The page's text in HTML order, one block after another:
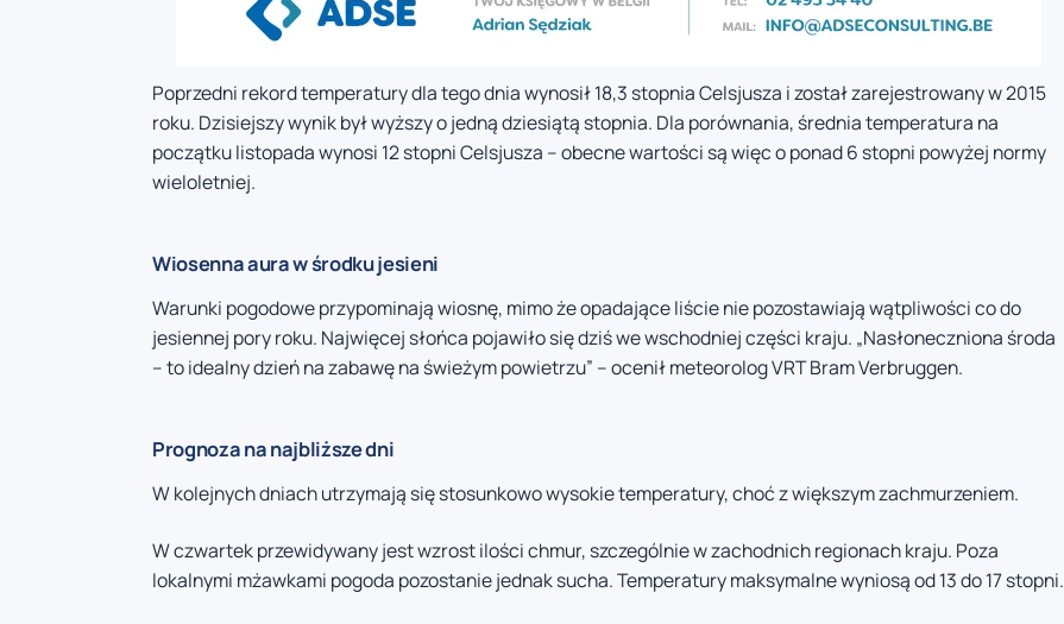
Poprzedni rekord temperatury dla tego dnia wynosił 18,3 stopnia Celsjusza i został zarejestrowany w 2015
roku. Dzisiejszy wynik był wyższy o jedną dziesiątą stopnia. Dla porównania, średnia temperatura na
początku listopada wynosi 12 stopni Celsjusza – obecne wartości są więc o ponad 6 stopni powyżej normy
wieloletniej.
Wiosenna aura w środku jesieni
Warunki pogodowe przypominają wiosnę, mimo że opadające liście nie pozostawiają wątpliwości co do
jesiennej pory roku. Najwięcej słońca pojawiło się dziś we wschodniej części kraju. „Nasłoneczniona środa
– to idealny dzień na zabawę na świeżym powietrzu” – ocenił meteorolog VRT Bram Verbruggen.
Prognoza na najbliższe dni
W kolejnych dniach utrzymają się stosunkowo wysokie temperatury, choć z większym zachmurzeniem.
W czwartek przewidywany jest wzrost ilości chmur, szczególnie w zachodnich regionach kraju. Poza
lokalnymi mżawkami pogoda pozostanie jednak sucha. Temperatury maksymalne wyniosą od 13 do 17 stopni.